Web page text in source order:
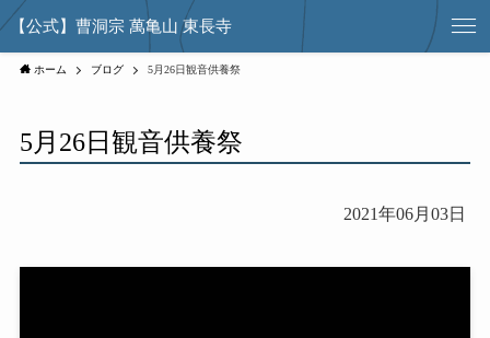
【公式】曹洞宗 萬亀山 東長寺
ホーム ブログ 5月26日観音供養祭
5月26日観音供養祭
2021年06月03日